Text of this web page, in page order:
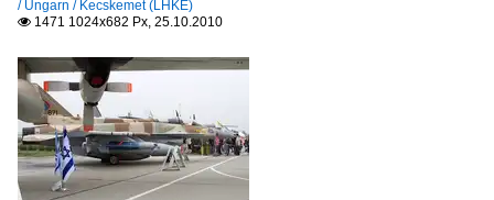
/ Ungarn / Kecskemet (LHKE)
 1471 1024x682 Px, 25.10.2010